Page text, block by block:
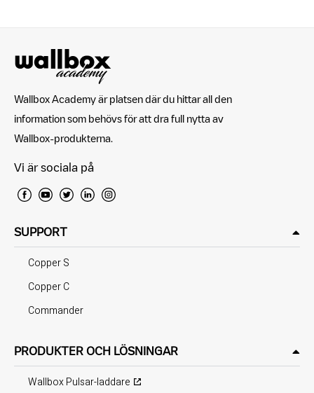
Wallbox Academy är platsen där du hittar all den
information som behövs för att dra full nytta av
Wallbox-produkterna.
Vi är sociala på
SUPPORT
Copper S
Copper C
Commander
PRODUKTER OCH LÖSNINGAR
Wallbox Pulsar-laddare